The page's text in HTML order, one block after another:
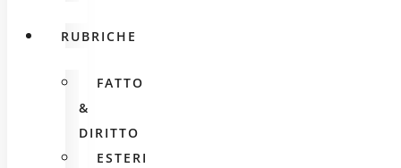
RUBRICHE
FATTO
&
DIRITTO
ESTERI